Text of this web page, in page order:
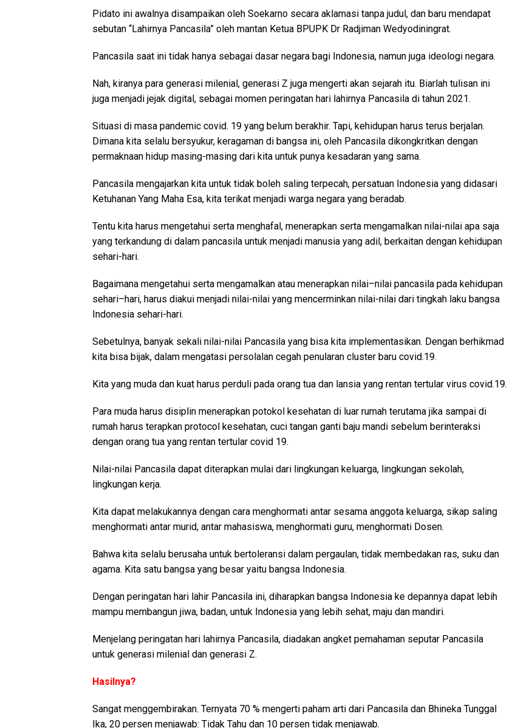
Pidato ini awalnya disampaikan oleh Soekarno secara aklamasi tanpa judul, dan baru mendapat
sebutan “Lahirnya Pancasila” oleh mantan Ketua BPUPK Dr Radjiman Wedyodiningrat.
Pancasila saat ini tidak hanya sebagai dasar negara bagi Indonesia, namun juga ideologi negara.
Nah, kiranya para generasi milenial, generasi Z juga mengerti akan sejarah itu. Biarlah tulisan ini
juga menjadi jejak digital, sebagai momen peringatan hari lahirnya Pancasila di tahun 2021.
Situasi di masa pandemic covid. 19 yang belum berakhir. Tapi, kehidupan harus terus berjalan.
Dimana kita selalu bersyukur, keragaman di bangsa ini, oleh Pancasila dikongkritkan dengan
permaknaan hidup masing-masing dari kita untuk punya kesadaran yang sama.
Pancasila mengajarkan kita untuk tidak boleh saling terpecah, persatuan Indonesia yang didasari
Ketuhanan Yang Maha Esa, kita terikat menjadi warga negara yang beradab.
Tentu kita harus mengetahui serta menghafal, menerapkan serta mengamalkan nilai-nilai apa saja
yang terkandung di dalam pancasila untuk menjadi manusia yang adil, berkaitan dengan kehidupan
sehari-hari.
Bagaimana mengetahui serta mengamalkan atau menerapkan nilai–nilai pancasila pada kehidupan
sehari–hari, harus diakui menjadi nilai-nilai yang mencerminkan nilai-nilai dari tingkah laku bangsa
Indonesia sehari-hari.
Sebetulnya, banyak sekali nilai-nilai Pancasila yang bisa kita implementasikan. Dengan berhikmad
kita bisa bijak, dalam mengatasi persolalan cegah penularan cluster baru covid.19.
Kita yang muda dan kuat harus perduli pada orang tua dan lansia yang rentan tertular virus covid.19.
Para muda harus disiplin menerapkan potokol kesehatan di luar rumah terutama jika sampai di
rumah harus terapkan protocol kesehatan, cuci tangan ganti baju mandi sebelum berinteraksi
dengan orang tua yang rentan tertular covid 19.
Nilai-nilai Pancasila dapat diterapkan mulai dari lingkungan keluarga, lingkungan sekolah,
lingkungan kerja.
Kita dapat melakukannya dengan cara menghormati antar sesama anggota keluarga, sikap saling
menghormati antar murid, antar mahasiswa, menghormati guru, menghormati Dosen.
Bahwa kita selalu berusaha untuk bertoleransi dalam pergaulan, tidak membedakan ras, suku dan
agama. Kita satu bangsa yang besar yaitu bangsa Indonesia.
Dengan peringatan hari lahir Pancasila ini, diharapkan bangsa Indonesia ke depannya dapat lebih
mampu membangun jiwa, badan, untuk Indonesia yang lebih sehat, maju dan mandiri.
Menjelang peringatan hari lahirnya Pancasila, diadakan angket pemahaman seputar Pancasila
untuk generasi milenial dan generasi Z.
Hasilnya?
Sangat menggembirakan. Ternyata 70 % mengerti paham arti dari Pancasila dan Bhineka Tunggal
Ika, 20 persen menjawab: Tidak Tahu dan 10 persen tidak menjawab.